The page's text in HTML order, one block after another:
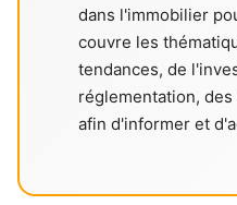
dans l'immobilier
couvre les
tendances, de
réglementation,
afin d'informer et